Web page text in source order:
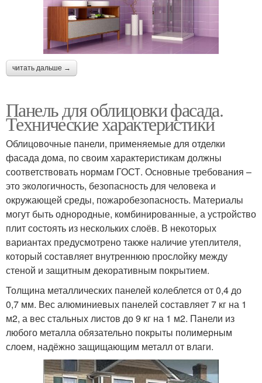
читать дальше →
Панель для облицовки фасада.
Технические характеристики
Облицовочные панели, применяемые для отделки
фасада дома, по своим характеристикам должны
соответствовать нормам ГОСТ. Основные требования –
это экологичность, безопасность для человека и
окружающей среды, пожаробезопасность. Материалы
могут быть однородные, комбинированные, а устройство
плит состоять из нескольких слоёв. В некоторых
вариантах предусмотрено также наличие утеплителя,
который составляет внутреннюю прослойку между
стеной и защитным декоративным покрытием.
Толщина металлических панелей колеблется от 0,4 до
0,7 мм. Вес алюминиевых панелей составляет 7 кг на 1
м2, а вес стальных листов до 9 кг на 1 м2. Панели из
любого металла обязательно покрыты полимерным
слоем, надёжно защищающим металл от влаги.